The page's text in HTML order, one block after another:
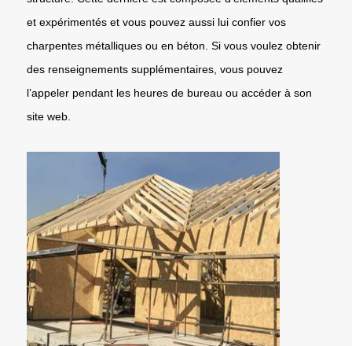
et expérimentés et vous pouvez aussi lui confier vos
charpentes métalliques ou en béton. Si vous voulez obtenir
des renseignements supplémentaires, vous pouvez
l’appeler pendant les heures de bureau ou accéder à son
site web.